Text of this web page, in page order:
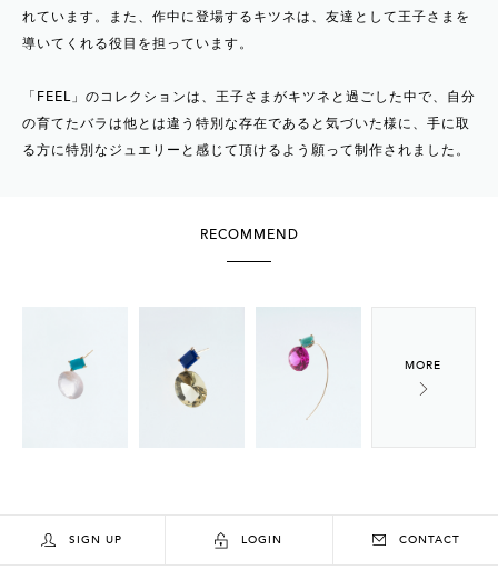
れています。また、作中に登場するキツネは、友達として王子さまを
導いてくれる役目を担っています。
「FEEL」のコレクションは、王子さまがキツネと過ごした中で、自分
の育てたバラは他とは違う特別な存在であると気づいた様に、手に取
る方に特別なジュエリーと感じて頂けるよう願って制作されました。
RECOMMEND
SIGN UP LOGIN CONTACT